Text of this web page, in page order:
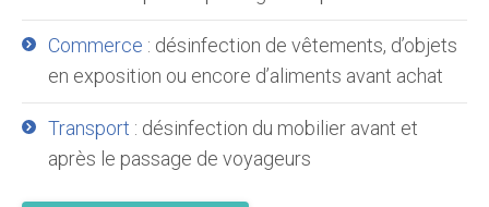
Commerce : désinfection de vêtements, d’objets
en exposition ou encore d’aliments avant achat
Transport : désinfection du mobilier avant et
après le passage de voyageurs